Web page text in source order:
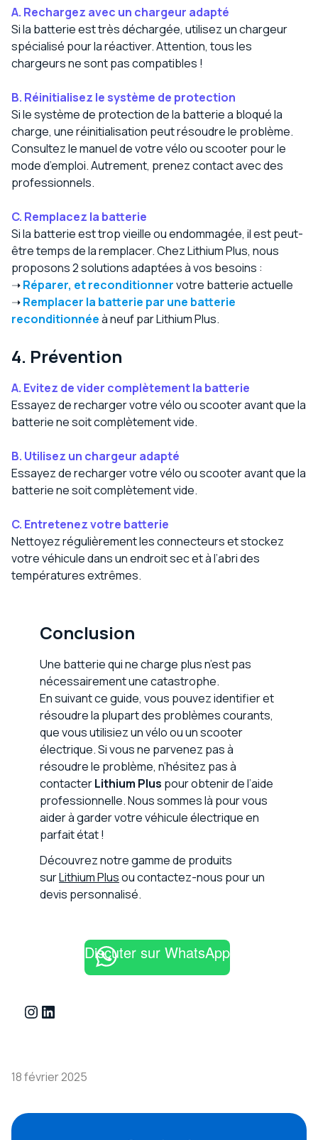
A. Rechargez avec un chargeur adapté
Si la batterie est très déchargée, utilisez un chargeur
spécialisé pour la réactiver. Attention, tous les
chargeurs ne sont pas compatibles !
B. Réinitialisez le système de protection
Si le système de protection de la batterie a bloqué la
charge, une réinitialisation peut résoudre le problème.
Consultez le manuel de votre vélo ou scooter pour le
mode d’emploi. Autrement, prenez contact avec des
professionnels.
C. Remplacez la batterie
Si la batterie est trop vieille ou endommagée, il est peut-
être temps de la remplacer. Chez Lithium Plus, nous
proposons 2 solutions adaptées à vos besoins :
➝Réparer, et reconditionnervotre batterie actuelle
➝Remplacer la batterie par une batterie
reconditionnéeà neuf par Lithium Plus.
4. Prévention
A. Evitez de vider complètement la batterie
Essayez de recharger votre vélo ou scooter avant que la
batterie ne soit complètement vide.
B. Utilisez un chargeur adapté
Essayez de recharger votre vélo ou scooter avant que la
batterie ne soit complètement vide.
C. Entretenez votre batterie
Nettoyez régulièrement les connecteurs et stockez
votre véhicule dans un endroit sec et à l’abri des
températures extrêmes.
Conclusion
Une batterie qui ne charge plus n’est pas
nécessairement une catastrophe.
En suivant ce guide, vous pouvez identifier et
résoudre la plupart des problèmes courants,
que vous utilisiez un vélo ou un scooter
électrique. Si vous ne parvenez pas à
résoudre le problème, n’hésitez pas à
contacterLithium Plus pour obtenir de l’aide
professionnelle. Nous sommes là pour vous
aider à garder votre véhicule électrique en
parfait état !
Découvrez notre gamme de produits
surLithium Plusou contactez-nous pour un
devis personnalisé.
Discuter sur WhatsApp
Instagram
LinkedIn
18 février 2025